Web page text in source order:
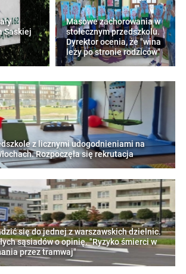
Saskiej
Masowe zachorowania w
stołecznym przedszkolu.
Dyrektor ocenia, że "wina
leży po stronie rodziców"
z licznymi udogodnieniami na
Rozpoczęła się rekrutacja
się do jednej z warszawskich dzielnic.
sąsiadów o opinię. "Ryzyko śmierci w
przez tramwaj"